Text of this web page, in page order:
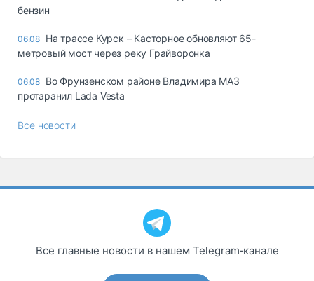
бензин
06.08 На трассе Курск – Касторное обновляют 65-
метровый мост через реку Грайворонка
06.08 Во Фрунзенском районе Владимира МАЗ
протаранил Lada Vesta
Все новости
Все главные новости в нашем Telegram‑канале